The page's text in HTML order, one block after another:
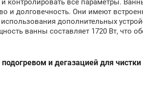
контролировать все параметры.
и долговечность. Они имеют
дополнительных
ванны составляет 1720 Вт, что
и дегазацией для чистки